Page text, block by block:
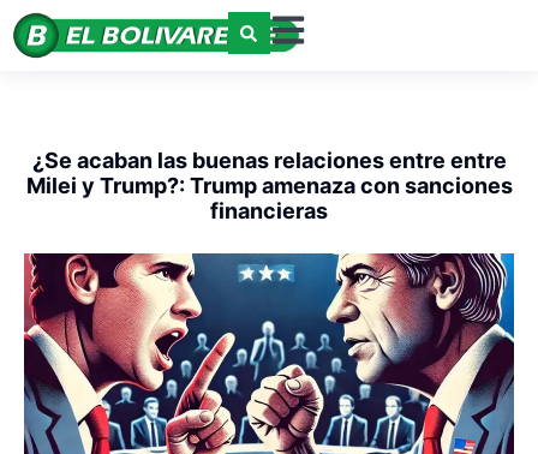
¿Se acaban las buenas relaciones entre entre
Milei y Trump?: Trump amenaza con sanciones
financieras